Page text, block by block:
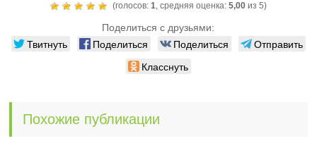
(голосов: 1, средняя оценка: 5,00из 5)
Поделиться с друзьями:
Твитнуть Поделиться Поделиться
Отправить
Класснуть
Похожие публикации